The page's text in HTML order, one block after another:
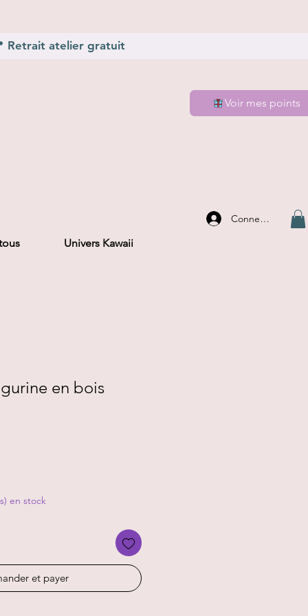
Retrait atelier gratuit
Voir mes points
Univers Kawaii
Connexion
en bois
en stock
et payer